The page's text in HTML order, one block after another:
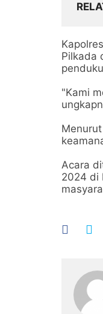
Pilkada
"Kami
Acara
2024 di